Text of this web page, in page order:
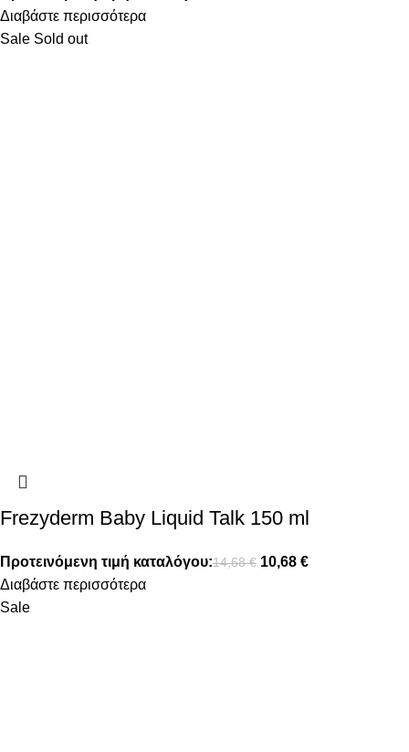
Διαβάστε περισσότερα
Sale Sold out
Frezyderm Baby Liquid Talk 150 ml
Προτεινόμενη τιμή καταλόγου:14,68€ 10,68 €
Διαβάστε περισσότερα
Sale